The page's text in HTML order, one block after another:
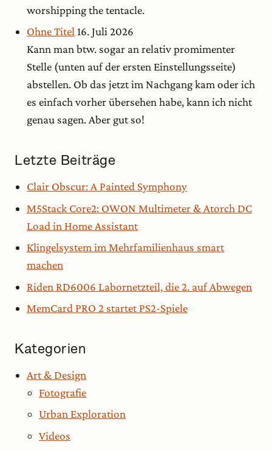
worshipping the tentacle.
Ohne Titel 16. Juli 2026
Kann man btw. sogar an relativ promimenter
Stelle (unten auf der ersten Einstellungsseite)
abstellen. Ob das jetzt im Nachgang kam oder ich
es einfach vorher übersehen habe, kann ich nicht
genau sagen. Aber gut so!
Letzte Beiträge
Clair Obscur: A Painted Symphony
M5Stack Core2: OWON Multimeter & Atorch DC
Load in Home Assistant
Klingelsystem im Mehrfamilienhaus smart
machen
Riden RD6006 Labornetzteil, die 2. auf Abwegen
MemCard PRO 2 startet PS2-Spiele
Kategorien
Art & Design
Fotografie
Urban Exploration
Videos